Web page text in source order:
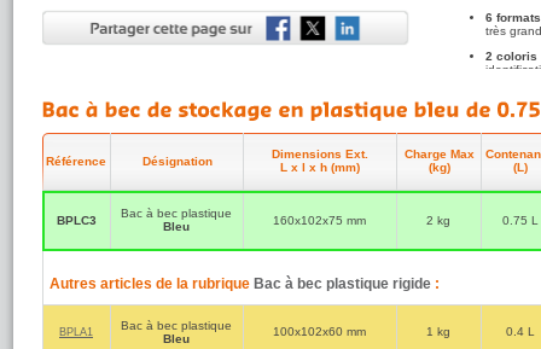
6
très
2 coloris
économiques,
Référence Désignation
Dimensions Ext.
L x l x h (mm)
Charge Max
(kg)
(L)
BPLC3
Bac à bec plastique
Bleu
160x102x75 mm 2 kg 0.75 L
Autres articles de la rubrique Bac à bec plastique rigide :
BPLA1
Bac à bec plastique
Bleu
100x102x60 mm 1 kg 0.4 L